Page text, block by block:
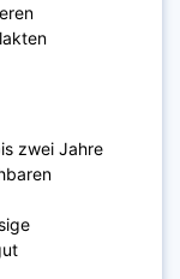
zwei Jahre